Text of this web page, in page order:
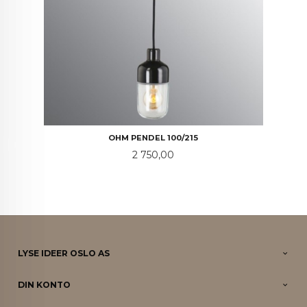
OHM PENDEL 100/215
Pris
2 750,00
LYSE IDEER OSLO AS
DIN KONTO